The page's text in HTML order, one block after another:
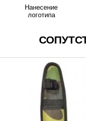
Нанесение
логотипа